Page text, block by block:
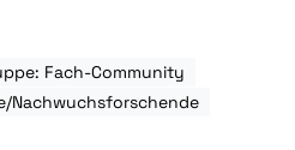
Fach-Community
Nachwuchsforschende